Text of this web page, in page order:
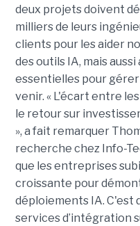
deux projets doivent
milliers de leurs
clients pour les aider
des outils IA, mais
essentielles pour
venir. « L'écart entre
le retour sur
», a fait remarquer
recherche chez Info-
que les entreprises
croissante pour
déploiements IA. C'est
services d’intégration